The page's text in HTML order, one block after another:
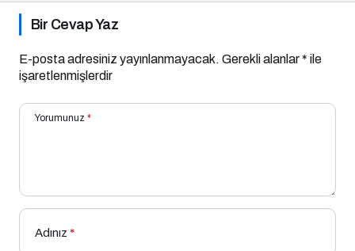
Bir Cevap Yaz
E-posta adresiniz yayınlanmayacak. Gerekli alanlar* ile
işaretlenmişlerdir
Yorumunuz *
Adınız *